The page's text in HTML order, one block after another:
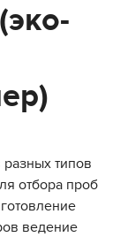
типов
отбора проб
ведение